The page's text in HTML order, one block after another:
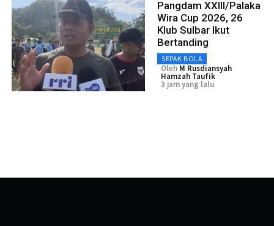
Pangdam XXIII/Palaka
Wira Cup 2026, 26
Klub Sulbar Ikut
Bertanding
SEPAK BOLA
Oleh M Rusdiansyah
Hamzah Taufik
3 jam yang lalu